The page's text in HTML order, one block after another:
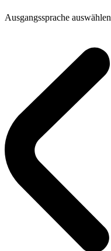
Ausgangssprache auswählen